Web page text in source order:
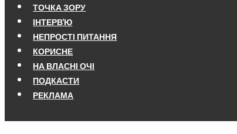
ТОЧКА ЗОРУ
ІНТЕРВ'Ю
НЕПРОСТІ ПИТАННЯ
КОРИСНЕ
НА ВЛАСНІ ОЧІ
ПОДКАСТИ
РЕКЛАМА